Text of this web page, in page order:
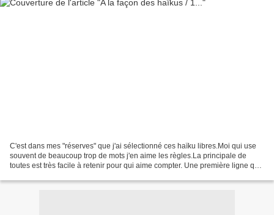
C'est dans mes "réserves" que j'ai sélectionné ces haïku libres.Moi qui use
souvent de beaucoup trop de mots j'en aime les règles.La principale de
toutes est très facile à retenir pour qui aime compter. Une première ligne qui